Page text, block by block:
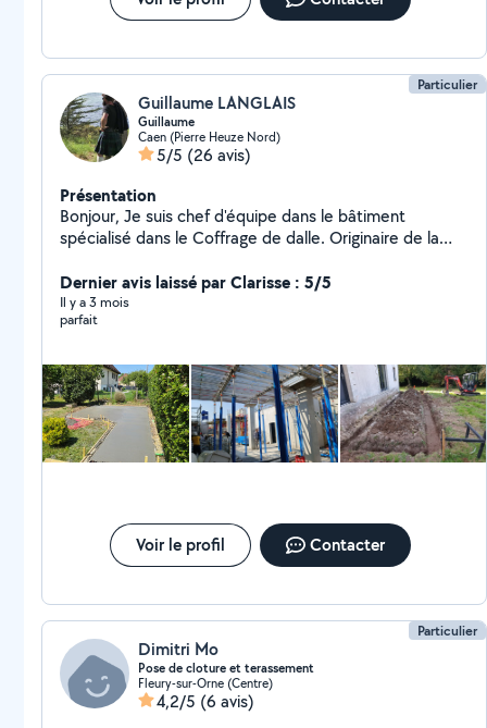
toutes vos demandes de devis ou de renseignements.
Particulier
Guillaume LANGLAIS
Guillaume
Caen (Pierre Heuze Nord)
5/5 (26 avis)
Présentation
Bonjour, Je suis chef d'équipe dans le bâtiment
spécialisé dans le Coffrage de dalle. Originaire de la
travaux, de l'agglo au coulage de dalle béton en
passant par la rénovation. Je suis disponible aussi pour
tout autre type de service ( déménagement,
... )
Dernier avis laissé par Clarisse : 5/5
Il y a 3 mois
parfait
Voir le profil Contacter
Particulier
Dimitri Mo
Pose de cloture et terassement
Fleury-sur-Orne (Centre)
4,2/5 (6 avis)